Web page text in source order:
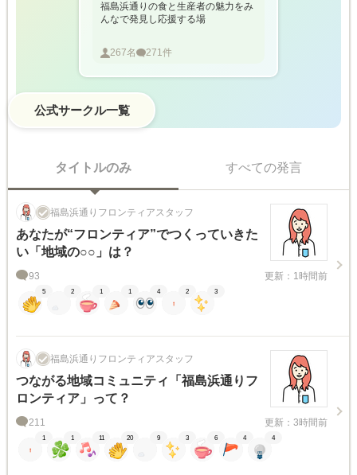
福島浜通りの食と生産者の魅力をみ
んなで発見し応援する場
267名 271件
公式サークル一覧
タイトルのみ すべての発言
福島浜通りフロンティアスタッフ
あなたが“フロンティア”でつくっていきた
い「地域の○○」は？
93 更新：1時間前
5 2 1 1 4 2 3
福島浜通りフロンティアスタッフ
つながる地域コミュニティ「福島浜通りフ
ロンティア」って？
211 更新：3時間前
1 1 11 20 9 3 6 4 4